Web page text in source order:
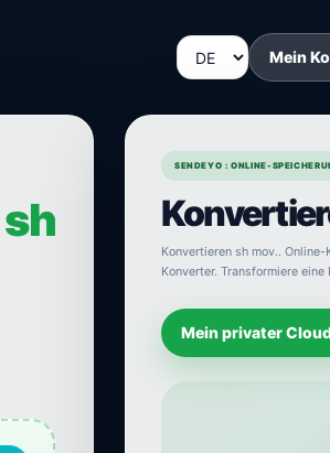
Mein
sh
SENDEYO : ONLINE-
Konvertieren sh mov..
Konverter. Transformiere eine
Mein privater